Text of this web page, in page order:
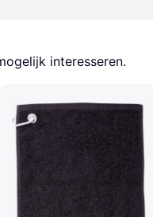
interesseren.